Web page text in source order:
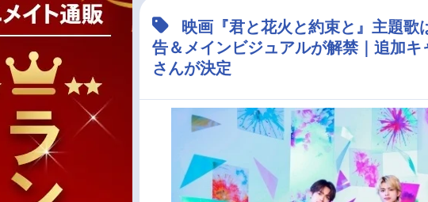
マンガ・ラノベ ゲーム・アプリ 音楽
声優記事一覧
映画『君と花火と約束と』主題
告＆メインビジュアルが解禁｜追加
さんが決定